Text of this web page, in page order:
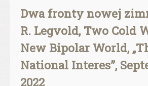
Dwa fronty nowej
R. Legvold, Two Cold
New Bipolar World,
National Interes”,
2022